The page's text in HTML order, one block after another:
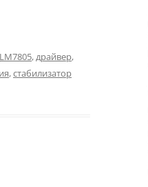
LM7805,драйвер,
,стабилизатор